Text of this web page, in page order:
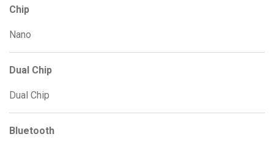
Chip
Nano
Dual Chip
Dual Chip
Bluetooth